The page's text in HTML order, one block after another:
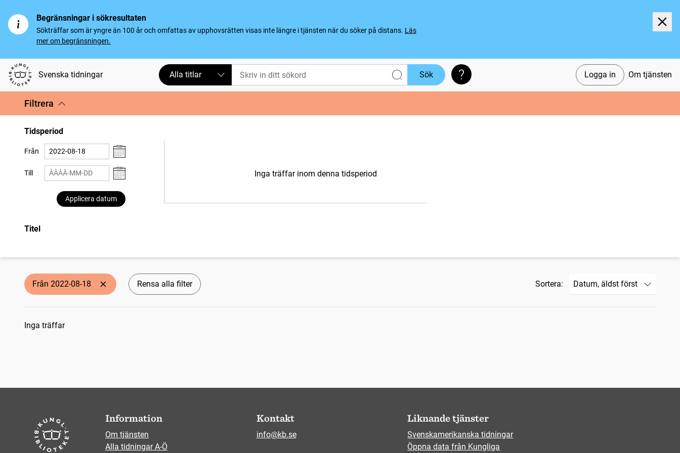
Begränsningar i sökresultaten
Sökträffar som är yngre än 100 år och omfattas av upphovsrätten visas inte längre i tjänsten när du söker på distans. Läs
mer om begränsningen.
Svenska tidningar Logga in Om tjänsten
Alla titlar Sök Söktips
Filtrera
Tidsperiod
Från
Till
Applicera datum
Inga träffar inom denna tidsperiod
Titel
Från 2022-08-18 Rensa alla filter Sortera:
Sökresultat
Inga träffar
Information
Om tjänsten
Alla tidningar A-Ö
Kontakt
info@kb.se
Liknande tjänster
Svenskamerikanska tidningar
Öppna data från Kungliga